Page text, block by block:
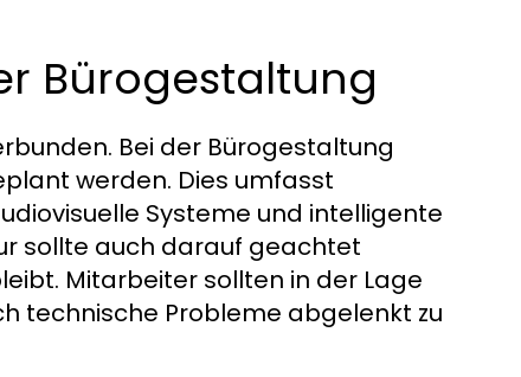
Bürogestaltung
Bei der Bürogestaltung
werden. Dies umfasst
Systeme und intelligente
sollte auch darauf geachtet
Mitarbeiter sollten in der Lage
technische Probleme abgelenkt zu